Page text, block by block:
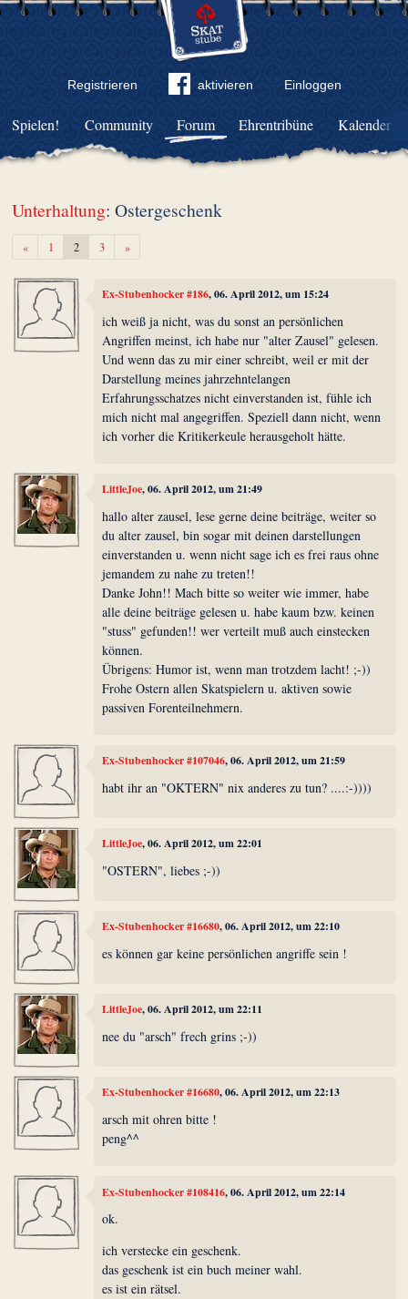
Registrieren aktivieren Einloggen
Community Forum Ehrentribüne Kalender
Spielen!
Unterhaltung: Ostergeschenk
«Zurück1 2 3 »Weiter
Ex-Stubenhocker #186, 06. April 2012, um 15:24
ich weiß ja nicht, was du sonst an persönlichen
Angriffen meinst, ich habe nur "alter Zausel" gelesen.
Und wenn das zu mir einer schreibt, weil er mit der
Darstellung meines jahrzehntelangen
Erfahrungsschatzes nicht einverstanden ist, fühle ich
mich nicht mal angegriffen. Speziell dann nicht, wenn
ich vorher die Kritikerkeule herausgeholt hätte.
LittleJoe, 06. April 2012, um 21:49
hallo alter zausel, lese gerne deine beiträge, weiter so
du alter zausel, bin sogar mit deinen darstellungen
einverstanden u. wenn nicht sage ich es frei raus ohne
jemandem zu nahe zu treten!!
Danke John!! Mach bitte so weiter wie immer, habe
alle deine beiträge gelesen u. habe kaum bzw. keinen
"stuss" gefunden!! wer verteilt muß auch einstecken
können.
Übrigens: Humor ist, wenn man trotzdem lacht! ;-))
Frohe Ostern allen Skatspielern u. aktiven sowie
passiven Forenteilnehmern.
Ex-Stubenhocker #107046, 06. April 2012, um 21:59
habt ihr an "OKTERN" nix anderes zu tun? ....:-))))
LittleJoe, 06. April 2012, um 22:01
"OSTERN", liebes ;-))
Ex-Stubenhocker #16680, 06. April 2012, um 22:10
es können gar keine persönlichen angriffe sein !
LittleJoe, 06. April 2012, um 22:11
nee du "arsch" frech grins ;-))
Ex-Stubenhocker #16680, 06. April 2012, um 22:13
arsch mit ohren bitte !
peng^^
Ex-Stubenhocker #108416, 06. April 2012, um 22:14
ok.
ich verstecke ein geschenk.
das geschenk ist ein buch meiner wahl.
es ist ein rätsel.